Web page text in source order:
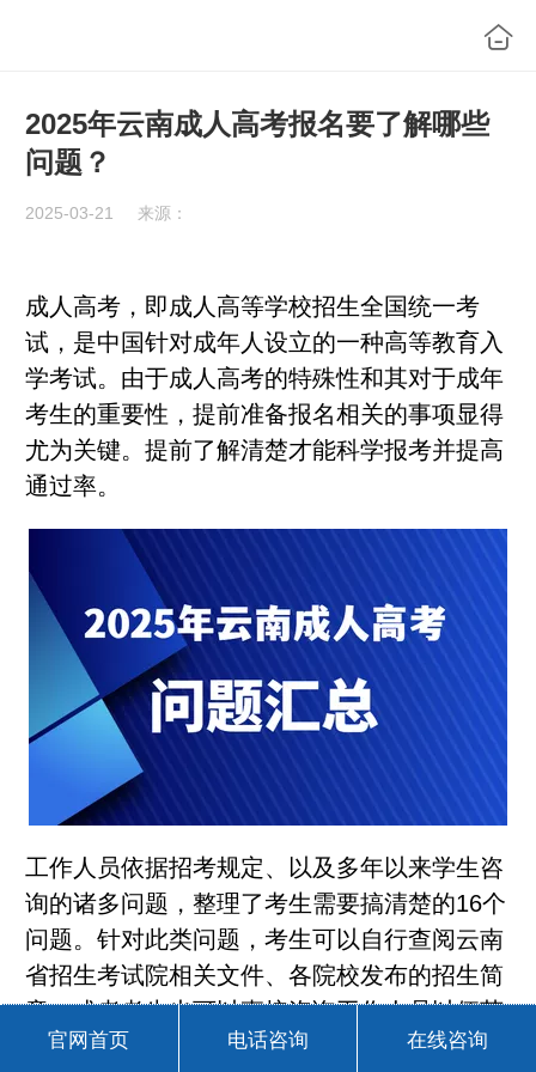
2025年云南成人高考报名要了解哪些
问题？
2025-03-21 来源：
成人高考，即成人高等学校招生全国统一考
试，是中国针对成年人设立的一种高等教育入
学考试。由于成人高考的特殊性和其对于成年
考生的重要性，提前准备报名相关的事项显得
尤为关键。提前了解清楚才能科学报考并提高
通过率。
工作人员依据招考规定、以及多年以来学生咨
询的诸多问题，整理了考生需要搞清楚的16个
问题。针对此类问题，考生可以自行查阅云南
省招生考试院相关文件、各院校发布的招生简
章，或者考生也可以直接咨询工作人员以便获
得准确的解答。
官网首页 电话咨询 在线咨询